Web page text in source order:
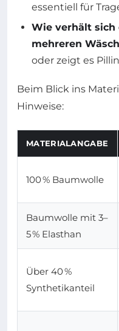
essentiell für
Wie verhält sich
mehreren
oder zeigt es
Beim Blick ins
Hinweise:
MATERIALANGABE
100 % Baumwolle
Baumwolle mit 3–
5 % Elasthan
Über 40 %
Synthetikanteil